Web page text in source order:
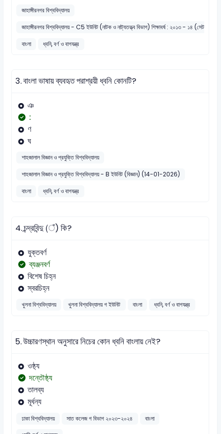
জাহাঙ্গীরনগর বিশ্ববিদ্যালয়
জাহাঙ্গীরনগর বিশ্ববিদ্যালয় - C5 ইউনিট (নাটক ও নাট্যতত্ত্ব বিভাগ) শিক্ষাবর্ষ : ২০১৩ - ১৪ (সেট : ১)
বাংলা
ধ্বনি, বর্ণ ও বাগযন্ত্র
3.বাংলা ভাষায় ব্যবহৃত পরাশ্রয়ী ধ্বনি কোনটি?
ঞ
:
ণ
ঘ
শাহজালাল বিজ্ঞান ও প্রযুক্তি বিশ্ববিদ্যালয়
শাহজালাল বিজ্ঞান ও প্রযুক্তি বিশ্ববিদ্যালয় - B ইউনিট (বিজ্ঞান) (14-01-2026)
বাংলা
ধ্বনি, বর্ণ ও বাগযন্ত্র
4.চন্দ্রবিন্দু (ঁ) কি?
যুক্তবর্ণ
ব্যঞ্জনবর্ণ
বিশেষ চিহ্ন
স্বরচিহ্ন
খুলনা বিশ্ববিদ্যালয় খুলনা বিশ্ববিদ্যালয় গ ইউনিট বাংলা ধ্বনি, বর্ণ ও বাগযন্ত্র
5.উচ্চারণস্থান অনুসারে নিচের কোন ধ্বনি বাংলায় নেই?
ওষ্ঠ্য
দন্তৌষ্ঠ্য
তালব্য
মূর্ধন্য
ঢাকা বিশ্ববিদ্যালয় সাত কলেজ গ বিভাগ ২০২৩-২০২৪
বাংলা